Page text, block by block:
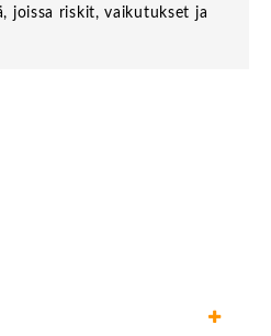
joissa riskit, vaikutukset ja